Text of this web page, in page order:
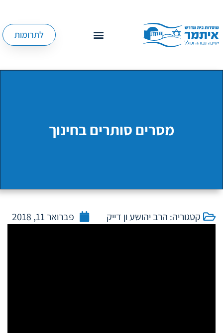
לתרומות
מסרים סותרים בחינוך
קטגוריה: הרב יהושע ון דייק פברואר 11, 2018